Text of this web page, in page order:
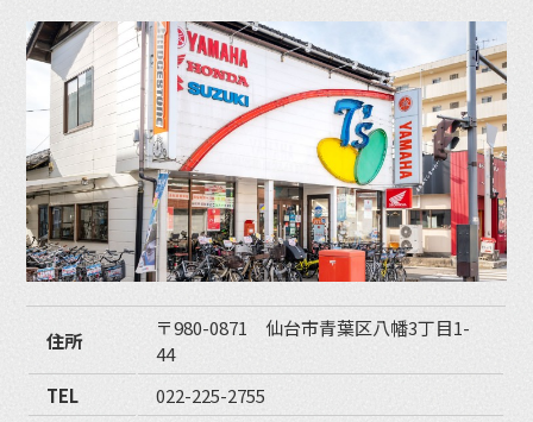
住所
〒980-0871 仙台市青葉区八幡3丁目1-
44
TEL
022-225-2755